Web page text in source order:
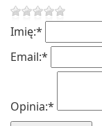
Imię:*
Email:*
Opinia:*